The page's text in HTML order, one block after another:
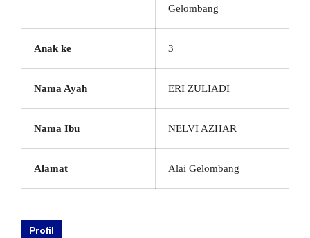
Gelombang
Anak ke 3
Nama Ayah ERI ZULIADI
Nama Ibu NELVI AZHAR
Alamat Alai Gelombang
Profil